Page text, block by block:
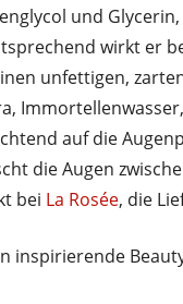
und
wirkt er
unfettigen,
auf die
die Augen
bei La Rosée, die
inspirierende